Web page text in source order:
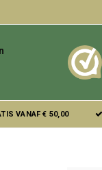
VANAF € 50,00